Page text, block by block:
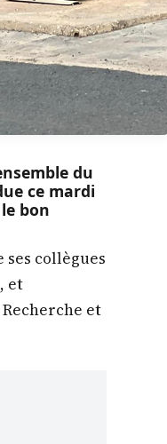
du
ce mardi
bon
ses collègues
et
et